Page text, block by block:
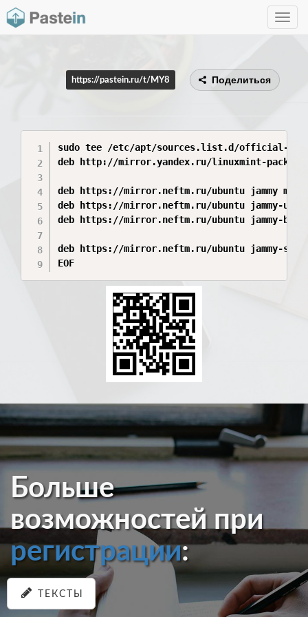
Toggle
https://pastein.ru/t/MY8 Поделиться
sudo tee /etc/apt/sources.list.d/official-
deb http://mirror.yandex.ru/linuxmint-
deb https://mirror.neftm.ru/ubuntu jammy
deb https://mirror.neftm.ru/ubuntu jammy-
deb https://mirror.neftm.ru/ubuntu jammy-
deb https://mirror.neftm.ru/ubuntu jammy-
Больше
возможностей при
регистрации:
ТЕКСТЫ